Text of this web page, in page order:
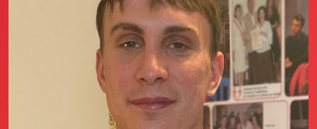
La fondatrice Valeria Pilla
Annunci Donne
Agenzia matrimoniale Club di Più
Il libro Donna di Cuori